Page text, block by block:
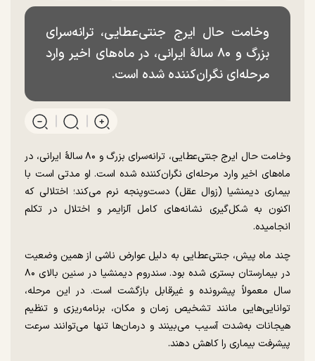
وخامت حال ایرج جنتی‌عطایی، ترانه‌سرای
بزرگ و ۸۰ سالهٔ ایرانی، در ماه‌های اخیر وارد
مرحله‌ای نگران‌کننده شده است.
وخامت حال ایرج جنتی‌عطایی، ترانه‌سرای بزرگ و ۸۰ سالهٔ ایرانی، در
ماه‌های اخیر وارد مرحله‌ای نگران‌کننده شده است. او مدتی است با
بیماری دیمنشیا (زوال عقل) دست‌وپنجه نرم می‌کند؛ اختلالی که
اکنون به شکل‌گیری نشانه‌های کامل آلزایمر و اختلال در تکلم
انجامیده.
چند ماه پیش، جنتی‌عطایی به دلیل عوارض ناشی از همین وضعیت
در بیمارستان بستری شده بود. سندروم دیمنشیا در سنین بالای ۸۰
سال معمولاً پیشرونده و غیرقابل بازگشت است. در این مرحله،
توانایی‌هایی مانند تشخیص زمان و مکان، برنامه‌ریزی و تنظیم
هیجانات به‌شدت آسیب می‌بینند و درمان‌ها تنها می‌توانند سرعت
پیشرفت بیماری را کاهش دهند.